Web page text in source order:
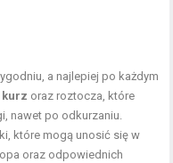
a najlepiej po każdym
kurz oraz roztocza, które
nawet po odkurzaniu.
które mogą unosić się w
oraz odpowiednich